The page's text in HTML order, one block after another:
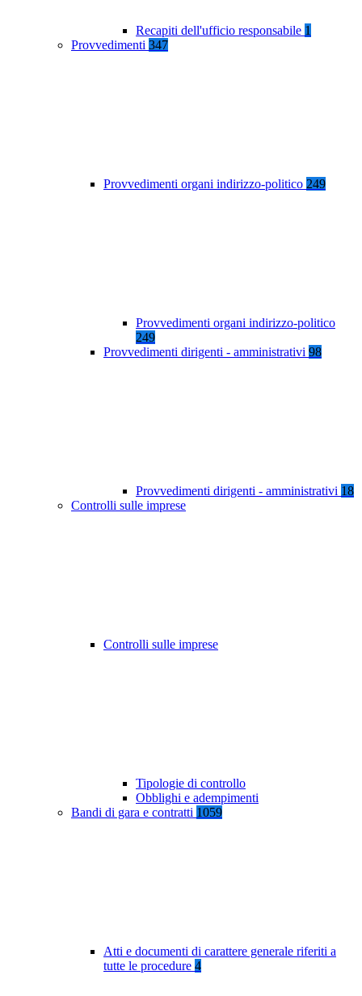
Recapiti dell'ufficio responsabile 1
Provvedimenti 347
Provvedimenti organi indirizzo-politico 249
Provvedimenti organi indirizzo-politico
249
Provvedimenti dirigenti - amministrativi 98
Provvedimenti dirigenti - amministrativi 18
Controlli sulle imprese
Controlli sulle imprese
Tipologie di controllo
Obblighi e adempimenti
Bandi di gara e contratti 1059
Atti e documenti di carattere generale riferiti a
tutte le procedure 4